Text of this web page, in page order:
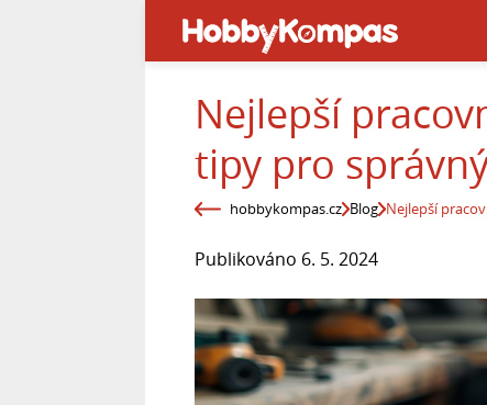
Nejlepší
tipy pro
hobbykompas.cz Blog Nejlepší
Publikováno 6. 5. 2024